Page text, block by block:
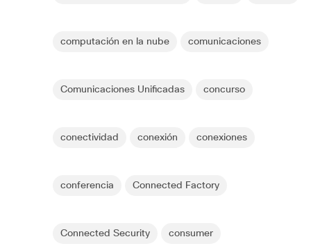
computación en la nube comunicaciones
Comunicaciones Unificadas concurso
conectividad conexión conexiones
conferencia Connected Factory
Connected Security consumer